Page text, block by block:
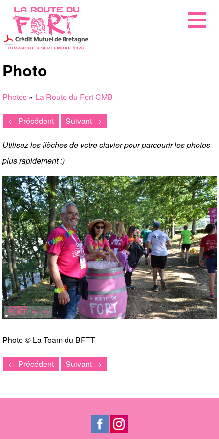
Photo
Photos » La Route du Fort CMB
← Précédent Suivant →
Utilisez les flèches de votre clavier pour parcourir les photos
plus rapidement :)
Photo © La Team du BFTT
← Précédent Suivant →